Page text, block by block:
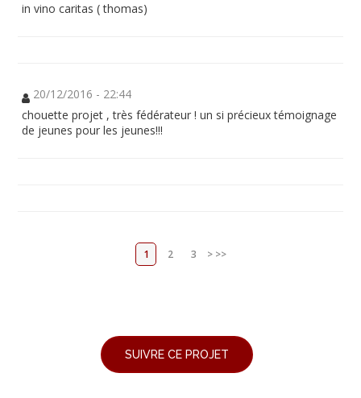
in vino caritas ( thomas)
20/12/2016 - 22:44
chouette projet , très fédérateur ! un si précieux témoignage
de jeunes pour les jeunes!!!
1 2 3 > >>